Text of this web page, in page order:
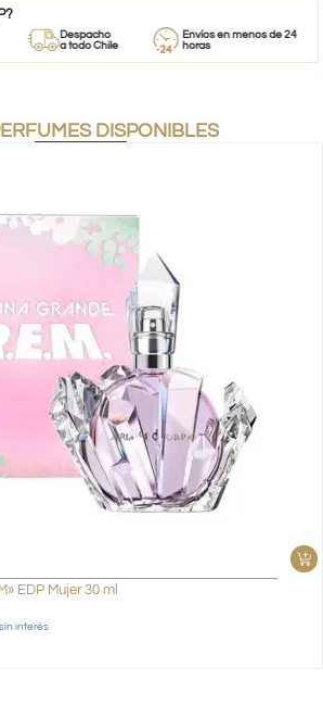
Despacho
a todo Chile
Envíos en menos de 24
horas
DISPONIBLES
EDP Mujer 30 ml
interés